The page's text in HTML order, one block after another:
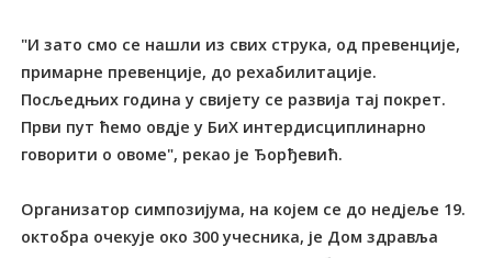
"И зато смо се нашли из свих струка, од превенције,
примарне превенције, до рехабилитације.
Посљедњих година у свијету се развија тај покрет.
Први пут ћемо овдје у БиХ интердисциплинарно
говорити о овоме", рекао је Ђорђевић.
Организатор симпозијума, на којем се до недјеље 19.
октобра очекује око 300 учесника, је Дом здравља